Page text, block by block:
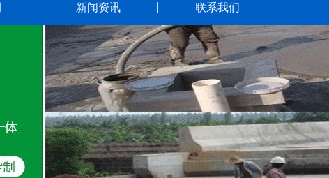
新闻资讯 联系我们